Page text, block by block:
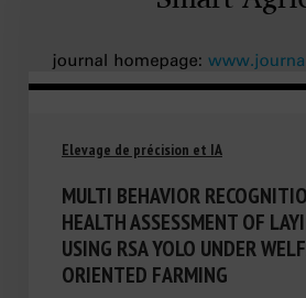
Elevage de précision et IA
MULTI BEHAVIOR
HEALTH ASSESSMENT OF
USING RSA YOLO UNDER
ORIENTED FARMING